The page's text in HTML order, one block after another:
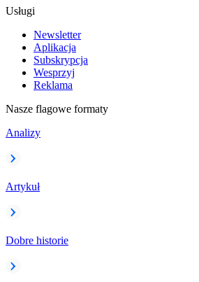
Usługi
Newsletter
Aplikacja
Subskrypcja
Wesprzyj
Reklama
Nasze flagowe formaty
Analizy
Artykuł
Dobre historie